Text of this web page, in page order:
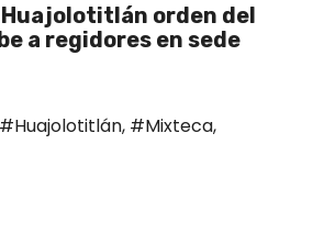
orden del
a regidores en sede
#Huajolotitlán, #Mixteca,